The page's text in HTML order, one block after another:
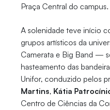
Praça Central do campus.
A solenidade teve início
grupos artísticos da
Camerata e Big Band —
hasteamento das
Unifor, conduzido pelos
Martins, Kátia
Centro de Ciências da